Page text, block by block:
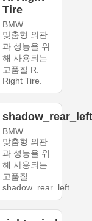
Tire
BMW
맞춤형 외관
과 성능을 위
해 사용되는
고품질 R.
Right Tire.
BMW
맞춤형 외관
과 성능을 위
해 사용되는
고품질
shadow_rear_left.